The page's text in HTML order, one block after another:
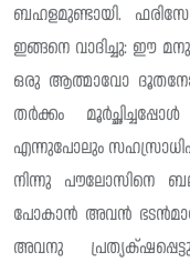
ബഹളമുണ്ടായി.
ഇങ്ങനെ വാദിച്ചു: ഈ
ഒരു ആത്മാവോ ദൂതനോ,
തർക്കം
എന്നുപോലും
നിന്നു പൗലോസിനെ
പോകാൻ അവൻ
അവനു